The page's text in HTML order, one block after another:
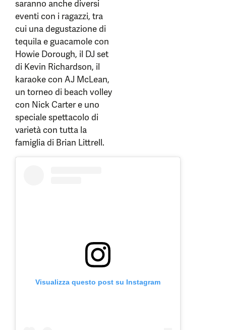
saranno anche diversi
eventi con i ragazzi, tra
cui una degustazione di
tequila e guacamole con
Howie Dorough, il DJ set
di Kevin Richardson, il
karaoke con AJ McLean,
un torneo di beach volley
con Nick Carter e uno
speciale spettacolo di
varietà con tutta la
famiglia di Brian Littrell.
Visualizza questo post su Instagram